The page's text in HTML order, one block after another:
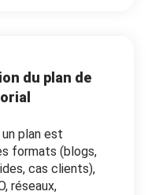
du plan de
plan est
formats (blogs,
cas clients),
réseaux,